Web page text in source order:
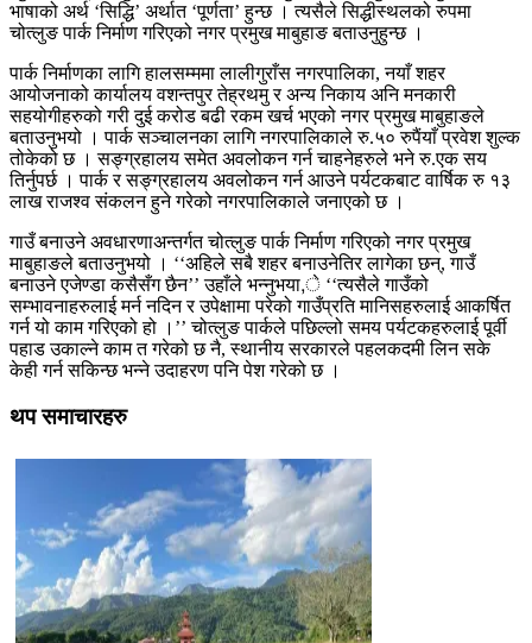
भाषाको अर्थ ‘सिद्धि’ अर्थात ‘पूर्णता’ हुन्छ । त्यसैले सिद्धीस्थलको रुपमा
चोत्लुङ पार्क निर्माण गरिएको नगर प्रमुख माबुहाङ बताउनुहुन्छ ।
पार्क निर्माणका लागि हालसम्ममा लालीगुराँस नगरपालिका, नयाँ शहर
आयोजनाको कार्यालय वशन्तपुर तेह्रथमु र अन्य निकाय अनि मनकारी
सहयोगीहरुको गरी दुई करोड बढी रकम खर्च भएको नगर प्रमुख माबुहाङले
बताउनुभयो । पार्क सञ्चालनका लागि नगरपालिकाले रु.५० रुपैंयाँ प्रवेश शुल्क
तोकेको छ । सङ्ग्रहालय समेत अवलोकन गर्न चाहनेहरुले भने रु.एक सय
तिर्नुपर्छ । पार्क र सङ्ग्रहालय अवलोकन गर्न आउने पर्यटकबाट वार्षिक रु १३
लाख राजश्व संकलन हुने गरेको नगरपालिकाले जनाएको छ ।
गाउँ बनाउने अवधारणाअन्तर्गत चोत्लुङ पार्क निर्माण गरिएको नगर प्रमुख
माबुहाङले बताउनुभयो । ‘‘अहिले सबै शहर बनाउनेतिर लागेका छन्, गाउँ
बनाउने एजेण्डा कसैसँग छैन’’ उहाँले भन्नुभया,े ‘‘त्यसैले गाउँको
सम्भावनाहरुलाई मर्न नदिन र उपेक्षामा परेको गाउँप्रति मानिसहरुलाई आकर्षित
गर्न यो काम गरिएको हो ।’’ चोत्लुङ पार्कले पछिल्लो समय पर्यटकहरुलाई पूर्वी
पहाड उकाल्ने काम त गरेको छ नै, स्थानीय सरकारले पहलकदमी लिन सके
केही गर्न सकिन्छ भन्ने उदाहरण पनि पेश गरेको छ ।
थप समाचारहरु